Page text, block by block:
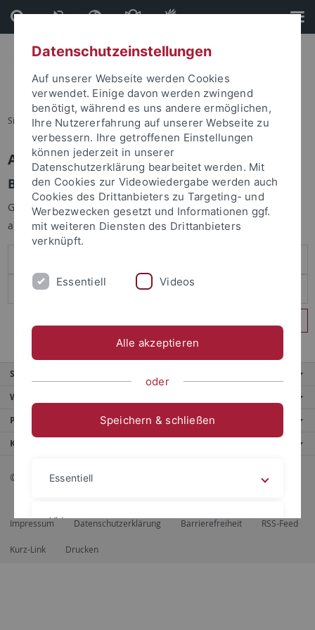
Direkt
zum
Inhalt
Direkt
zur
Fußleiste
Sie sind hier: Startseite
Anmelden
Benutzeranmeldung
Geben Sie Ihren Benutzernamen und Ihr Passwort an um sich
anzumelden:
Service
Weitere Angebote
Portale
Kontaktinfo
© 2026 Eberhard Karls Universität Tübingen, Tübingen
Impressum Datenschutzerklärung Barrierefreiheit RSS-Feed
Kurz-Link Drucken
Datenschutzeinstellungen
Auf unserer Webseite werden Cookies
verwendet. Einige davon werden zwingend
benötigt, während es uns andere ermöglichen,
Ihre Nutzererfahrung auf unserer Webseite zu
verbessern. Ihre getroffenen Einstellungen
können jederzeit in unserer
Datenschutzerklärung bearbeitet werden. Mit
den Cookies zur Videowiedergabe werden auch
Cookies des Drittanbieters zu Targeting- und
Werbezwecken gesetzt und Informationen ggf.
mit weiteren Diensten des Drittanbieters
verknüpft.
Essentiell Videos
Alle akzeptieren
oder
Speichern & schließen
Essentiell
Videos